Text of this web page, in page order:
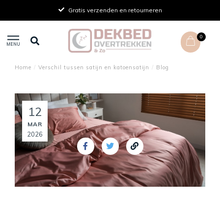
Gratis verzenden en retourneren
MENU
0
Home / Verschil tussen satijn en katoensatijn / Blog
12
MAR
2026